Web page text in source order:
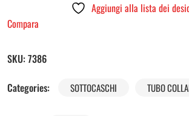
Aggiungi alla lista dei
Compara
SKU: 7386
Categories:
SOTTOCASCHI TUBO